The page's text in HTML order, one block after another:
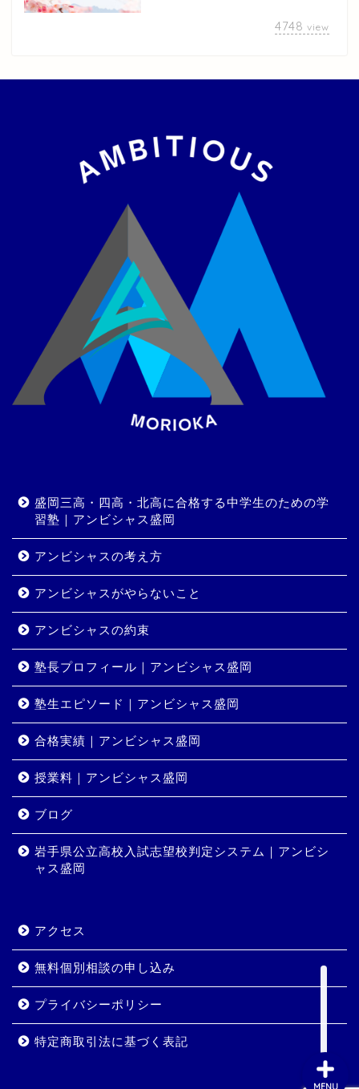
4748 view
盛岡三高・四高・北高に合格する中学生のための学
習塾｜アンビシャス盛岡
アンビシャスの考え方
アンビシャスがやらないこと
アンビシャスの約束
塾長プロフィール｜アンビシャス盛岡
塾生エピソード｜アンビシャス盛岡
合格実績｜アンビシャス盛岡
授業料｜アンビシャス盛岡
ブログ
岩手県公立高校入試志望校判定システム｜アンビシ
ャス盛岡
アクセス
無料個別相談の申し込み
プライバシーポリシー
特定商取引法に基づく表記
コース・料金
岩手県公立高校入試志望校
判定システム｜アンビシャ